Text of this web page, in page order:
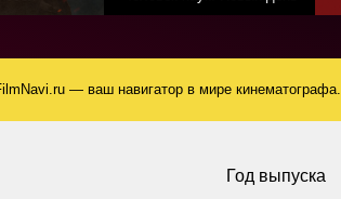
— ваш навигатор в мире кинематографа.
Год выпуска